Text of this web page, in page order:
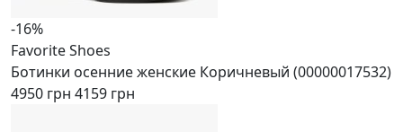
-16%
Favorite Shoes
Ботинки осенние женские Коричневый (00000017532)
4950 грн 4159 грн